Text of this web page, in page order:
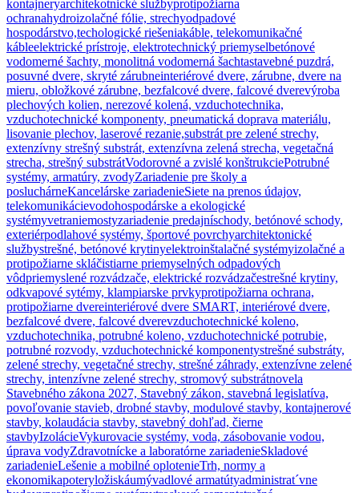
kontajneryarchitekotnické službyprotipožiarna
ochranahydroizolačné fólie, strechyodpadové
hospodárstvo,techologické riešeniakáble, telekomunikačné
kábleelektrické prístroje, elektrotechnický priemyselbetónové
vodomerné šachty, monolitná vodomerná šachtastavebné puzdrá,
posuvné dvere, skryté zárubneinteriérové dvere, zárubne, dvere na
mieru, obložkové zárubne, bezfalcové dvere, falcové dverevýroba
plechových kolien, nerezové kolená, vzduchotechnika,
vzduchotechnické komponenty, pneumatická doprava materiálu,
lisovanie plechov, laserové rezanie,substrát pre zelené strechy,
extenzívny strešný substrát, extenzívna zelená strecha, vegetačná
strecha, strešný substrátVodorovné a zvislé konštrukciePotrubné
systémy, armatúry, zvodyZariadenie pre školy a
posluchárneKancelárske zariadenieSiete na prenos údajov,
telekomunikácievodohospodárske a ekologické
systémyvetraniemostyzariadenie predajníschody, betónové schody,
exteriérpodlahové systémy, športové povrchyarchitektonické
službystrešné, betónové krytinyelektroinštalačné systémyizolačné a
protipožiarne skláčistiarne priemyselných odpadových
vôdpriemyslené rozvádzače, elektrické rozvádzačestrešné krytiny,
odkvapové sytémy, klampiarske prvkyprotipožiarna ochrana,
protipožiarne dvereinteriérové dvere SMART, interiérové dvere,
bezfalcové dvere, falcové dverevzduchotechnické koleno,
vzduchotechnika, potrubné koleno, vzduchotechnické potrubie,
potrubné rozvody, vzduchotechnické komponentystrešné substráty,
zelené strechy, vegetačné strechy, strešné záhrady, extenzívne zelené
strechy, intenzívne zelené strechy, stromový substrátnovela
Stavebného zákona 2027, Stavebný zákon, stavebná legislatíva,
povoľovanie stavieb, drobné stavby, modulové stavby, kontajnerové
stavby, kolaudácia stavby, stavebný dohľad, čierne
stavbyIzolácieVykurovacie systémy, voda, zásobovanie vodou,
úprava vodyZdravotnícke a laboratórne zariadenieSkladové
zariadenieLešenie a mobilné oplotenieTrh, normy a
ekonomikapoteryložiskáumývadlové armatútyadministrat´vne